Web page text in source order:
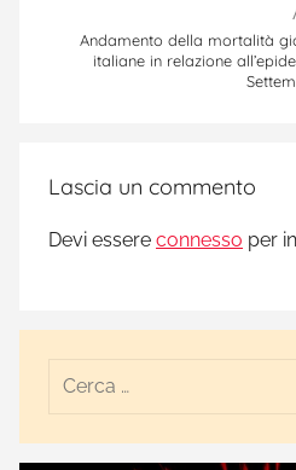
Andamento della mortalità
italiane in relazione
Lascia un commento
Devi essere connesso per